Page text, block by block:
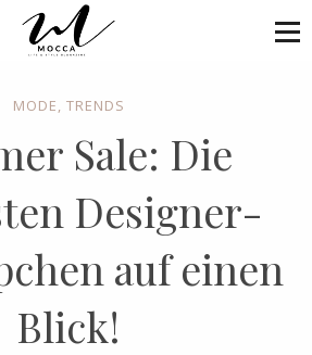
MODE, TRENDS
Sale: Die
Designer-
auf einen
Blick!